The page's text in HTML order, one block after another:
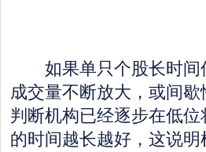
如果单只个股长时间
成交量不断放大，或间
判断机构已经逐步在低
的时间越长越好，这说